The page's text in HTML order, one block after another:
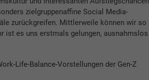
zielgruppenaffine Social Media-
zurückgreifen. Mittlerweile können wir so
ist es uns erstmals gelungen, ausnahmslos
Life-Balance-Vorstellungen der Gen-Z